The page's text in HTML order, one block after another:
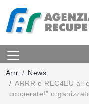
Arrr
News
ARRR e REC4EU
cooperate!”